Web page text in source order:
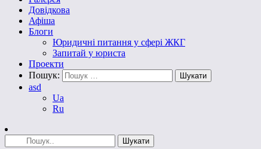
Довідкова
Афіша
Блоги
Юридичні питання у сфері ЖКГ
Запитай у юриста
Проекти
Пошук:
asd
Ua
Ru